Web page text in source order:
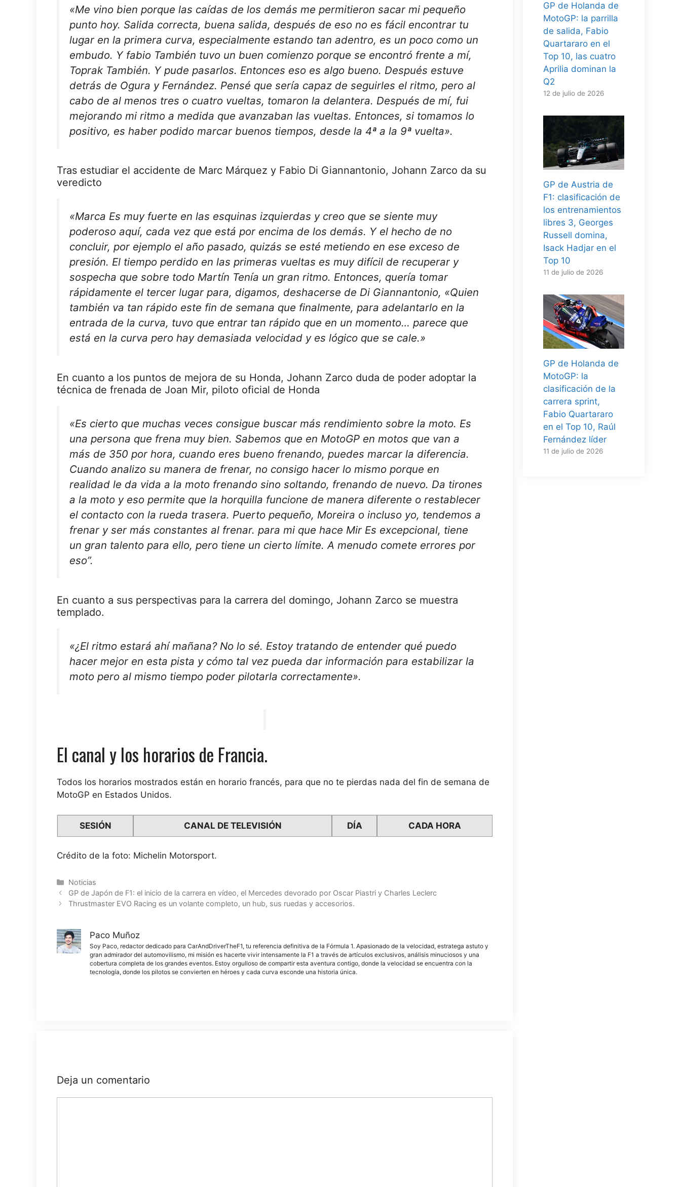
«Me vino bien porque las caídas de los demás me permitieron sacar mi pequeño
punto hoy. Salida correcta, buena salida, después de eso no es fácil encontrar tu
lugar en la primera curva, especialmente estando tan adentro, es un poco como un
embudo. Y fabio También tuvo un buen comienzo porque se encontró frente a mí,
Toprak También. Y pude pasarlos. Entonces eso es algo bueno. Después estuve
detrás de Ogura y Fernández. Pensé que sería capaz de seguirles el ritmo, pero al
cabo de al menos tres o cuatro vueltas, tomaron la delantera. Después de mí, fui
mejorando mi ritmo a medida que avanzaban las vueltas. Entonces, si tomamos lo
positivo, es haber podido marcar buenos tiempos, desde la 4ª a la 9ª vuelta».
Tras estudiar el accidente de Marc Márquez y Fabio Di Giannantonio, Johann Zarco da su
veredicto
«Marca Es muy fuerte en las esquinas izquierdas y creo que se siente muy
poderoso aquí, cada vez que está por encima de los demás. Y el hecho de no
concluir, por ejemplo el año pasado, quizás se esté metiendo en ese exceso de
presión. El tiempo perdido en las primeras vueltas es muy difícil de recuperar y
sospecha que sobre todo Martín Tenía un gran ritmo. Entonces, quería tomar
rápidamente el tercer lugar para, digamos, deshacerse de Di Giannantonio, «Quien
también va tan rápido este fin de semana que finalmente, para adelantarlo en la
entrada de la curva, tuvo que entrar tan rápido que en un momento… parece que
está en la curva pero hay demasiada velocidad y es lógico que se cale.»
En cuanto a los puntos de mejora de su Honda, Johann Zarco duda de poder adoptar la
técnica de frenada de Joan Mir, piloto oficial de Honda
«Es cierto que muchas veces consigue buscar más rendimiento sobre la moto. Es
una persona que frena muy bien. Sabemos que en MotoGP en motos que van a
más de 350 por hora, cuando eres bueno frenando, puedes marcar la diferencia.
Cuando analizo su manera de frenar, no consigo hacer lo mismo porque en
realidad le da vida a la moto frenando sino soltando, frenando de nuevo. Da tirones
a la moto y eso permite que la horquilla funcione de manera diferente o restablecer
el contacto con la rueda trasera. Puerto pequeño, Moreira o incluso yo, tendemos a
frenar y ser más constantes al frenar. para mi que hace Mir Es excepcional, tiene
un gran talento para ello, pero tiene un cierto límite. A menudo comete errores por
eso”.
En cuanto a sus perspectivas para la carrera del domingo, Johann Zarco se muestra
templado.
«¿El ritmo estará ahí mañana? No lo sé. Estoy tratando de entender qué puedo
hacer mejor en esta pista y cómo tal vez pueda dar información para estabilizar la
moto pero al mismo tiempo poder pilotarla correctamente».
El canal y los horarios de Francia.
Todos los horarios mostrados están en horario francés, para que no te pierdas nada del fin de semana de
MotoGP en Estados Unidos.
SESIÓN CANAL DE TELEVISIÓN DÍA CADA HORA
Crédito de la foto: Michelin Motorsport.
Categorías
Noticias
GP de Japón de F1: el inicio de la carrera en vídeo, el Mercedes devorado por Oscar Piastri y Charles Leclerc
Thrustmaster EVO Racing es un volante completo, un hub, sus ruedas y accesorios.
Paco Muñoz
Soy Paco, redactor dedicado para CarAndDriverTheF1, tu referencia definitiva de la Fórmula 1. Apasionado de la velocidad, estratega astuto y
gran admirador del automovilismo, mi misión es hacerte vivir intensamente la F1 a través de artículos exclusivos, análisis minuciosos y una
cobertura completa de los grandes eventos. Estoy orgulloso de compartir esta aventura contigo, donde la velocidad se encuentra con la
tecnología, donde los pilotos se convierten en héroes y cada curva esconde una historia única.
Deja un comentario
GP de Holanda de
MotoGP: la parrilla
de salida, Fabio
Quartararo en el
Top 10, las cuatro
Aprilia dominan la
Q2
12 de julio de 2026
GP de Austria de
F1: clasificación de
los entrenamientos
libres 3, Georges
Russell domina,
Isack Hadjar en el
Top 10
11 de julio de 2026
GP de Holanda de
MotoGP: la
clasificación de la
carrera sprint,
Fabio Quartararo
en el Top 10, Raúl
Fernández líder
11 de julio de 2026